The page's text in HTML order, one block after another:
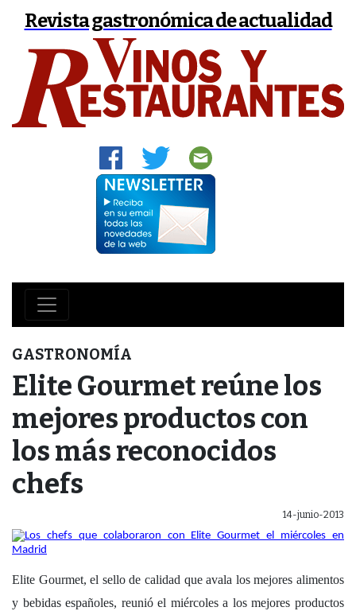
Revista gastronómica de actualidad
GASTRONOMÍA
Elite Gourmet reúne los
mejores productos con
los más reconocidos
chefs
14-junio-2013
Elite Gourmet, el sello de calidad que avala los mejores alimentos
y bebidas españoles, reunió el miércoles a los mejores productos